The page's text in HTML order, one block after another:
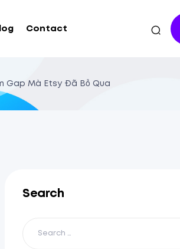
Contact
Gap Mà Etsy Đã Bỏ Qua
Search